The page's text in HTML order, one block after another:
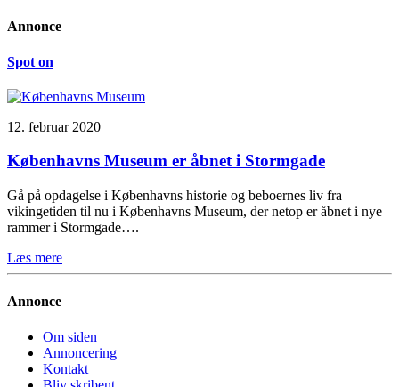
Annonce
Spot on
12. februar 2020
Københavns Museum er åbnet i Stormgade
Gå på opdagelse i Københavns historie og beboernes liv fra
vikingetiden til nu i Københavns Museum, der netop er åbnet i nye
rammer i Stormgade….
Læs mere
Annonce
Om siden
Annoncering
Kontakt